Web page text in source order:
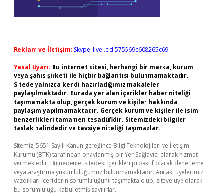
Reklam ve İletişim: Skype: live:.cid.575569c608265c69
Yasal Uyarı: Bu internet sitesi, herhangi bir marka, kurum
veya şahıs şirketi ile hiçbir bağlantısı bulunmamaktadır.
Sitede yalnızca kendi hazırladığımız makaleler
paylaşılmaktadır. Burada yer alan içerikler haber niteliği
taşımamakta olup, gerçek kurum ve kişiler hakkında
paylaşım yapılmamaktadır. Gerçek kurum ve kişiler ile isim
benzerlikleri tamamen tesadüfidir. Sitemizdeki bilgiler
taslak halindedir ve tavsiye niteliği taşımazlar.
Sitemiz, 5651 Sayılı Kanun gereğince Bilgi Teknolojileri ve İletişim
Kurumu (BTK) tarafından onaylanmış bir Yer Sağlayıcı olarak hizmet
vermektedir. Bu nedenle, sitedeki içerikleri proaktif olarak denetleme
veya araştırma yükümlülüğümüz bulunmamaktadır. Ancak, üyelerimiz
yazdıkları içeriklerin sorumluluğunu taşımakta olup, siteye üye olarak
bu sorumluluğu kabul etmiş sayılırlar.